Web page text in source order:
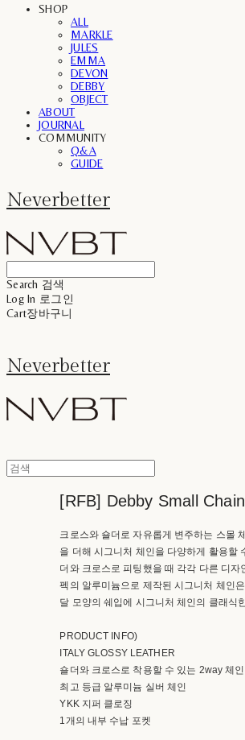
SHOP
ALL
MARKLE
JULES
EMMA
DEVON
DEBBY
OBJECT
ABOUT
JOURNAL
COMMUNITY
Q&A
GUIDE
Neverbetter
Search 검색
Log In 로그인
Cart장바구니
Neverbetter
[RFB] Debby Small
크로스와 숄더로 자유롭게 변주하는 스몰
을 더해 시그니처 체인을 다양하게 활용할
더와 크로스로 피팅했을 때 각각 다른 디
펙의 알루미늄으로 제작된 시그니처 체인
달 모양의 쉐입에 시그니처 체인의 클래식
PRODUCT INFO)
ITALY GLOSSY LEATHER
숄더와 크로스로 착용할 수 있는 2way 체
최고 등급 알루미늄 실버 체인
YKK 지퍼 클로징
1개의 내부 수납 포켓